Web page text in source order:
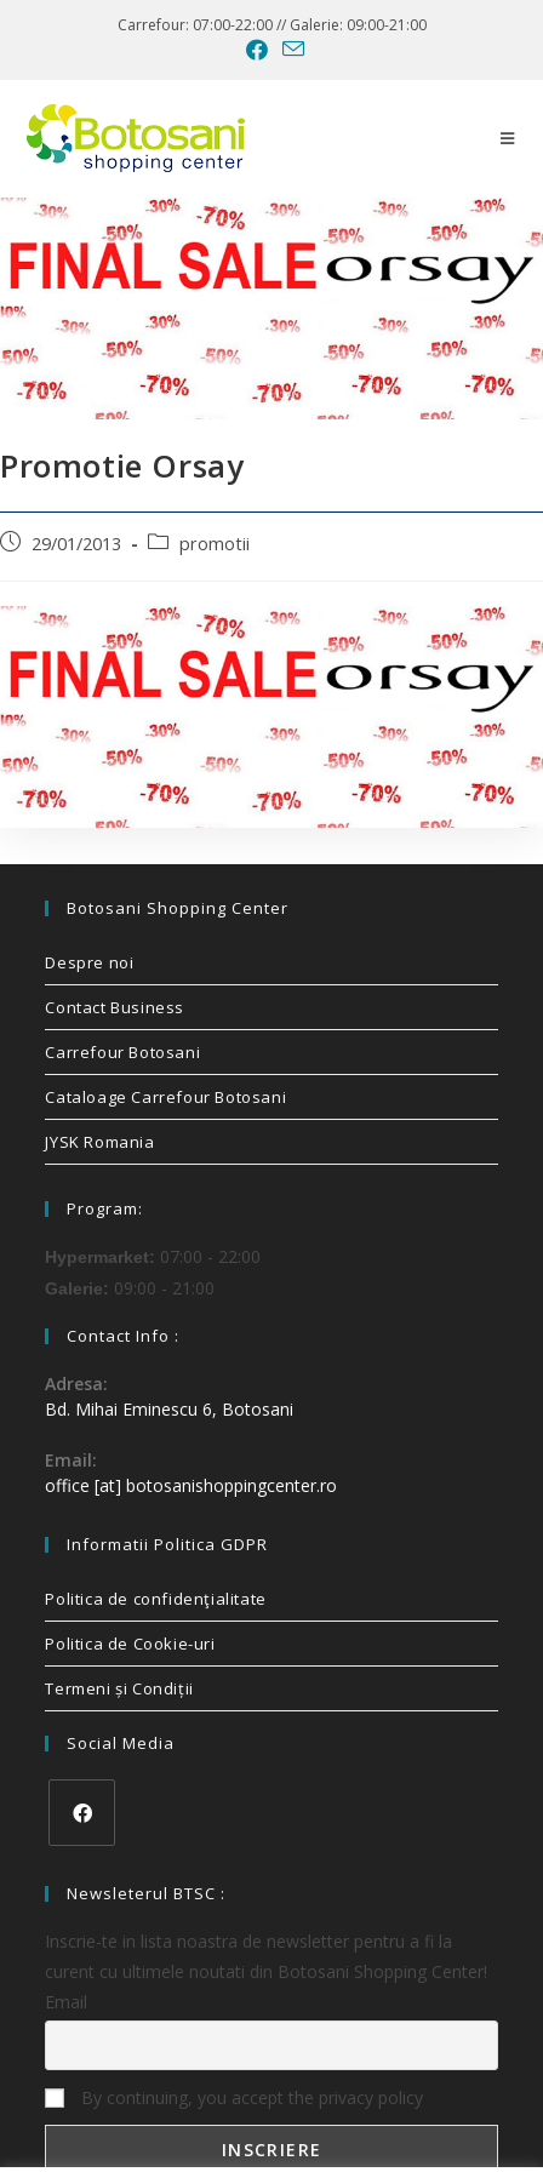
Carrefour: 07:00-22:00 // Galerie: 09:00-21:00
Promotie Orsay
29/01/2013 promotii
Botosani Shopping Center
Despre noi
Contact Business
Carrefour Botosani
Cataloage Carrefour Botosani
JYSK Romania
Program:
Hypermarket: 07:00 - 22:00
Galerie: 09:00 - 21:00
Contact Info :
Adresa:
Bd. Mihai Eminescu 6, Botosani
Email:
office [at] botosanishoppingcenter.ro
Informatii Politica GDPR
Politica de confidenţialitate
Politica de Cookie-uri
Termeni și Condiții
Social Media
Newsleterul BTSC :
Inscrie-te in lista noastra de newsletter pentru a fi la
curent cu ultimele noutati din Botosani Shopping Center!
Email
By continuing, you accept the privacy policy